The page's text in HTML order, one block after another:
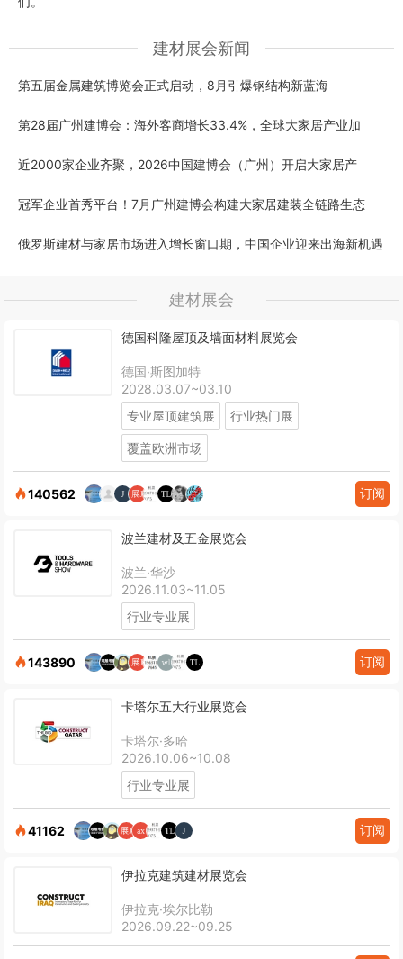
建材展会新闻
第五届金属建筑博览会正式启动，8月引爆钢结构新蓝海
第28届广州建博会：海外客商增长33.4%，全球大家居产业加
近2000家企业齐聚，2026中国建博会（广州）开启大家居产
冠军企业首秀平台！7月广州建博会构建大家居建装全链路生态
俄罗斯建材与家居市场进入增长窗口期，中国企业迎来出海新机遇
建材展会
德国科隆屋顶及墙面材料展览会
德国·斯图加特
2028.03.07~03.10
专业屋顶建筑展
行业热门展
覆盖欧洲市场
140562 订阅
波兰建材及五金展览会
波兰·华沙
2026.11.03~11.05
行业专业展
143890 订阅
卡塔尔五大行业展览会
卡塔尔·多哈
2026.10.06~10.08
行业专业展
41162 订阅
伊拉克建筑建材展览会
伊拉克·埃尔比勒
2026.09.22~09.25